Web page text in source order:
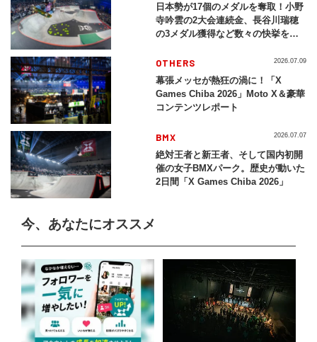
日本勢が17個のメダルを奪取！小野
寺吟雲の2大会連続金、長谷川瑞穂
の3メダル獲得など数々の快挙をプ
2026」
OTHERS
幕張メッセが熱狂の渦に！「X
Games Chiba 2026」Moto X＆豪華
コンテンツレポート
2026.07.09
BMX
絶対王者と新王者、そして国内初開
催の女子BMXパーク。歴史が動いた
2日間「X Games Chiba 2026」
2026.07.07
今、あなたにオススメ